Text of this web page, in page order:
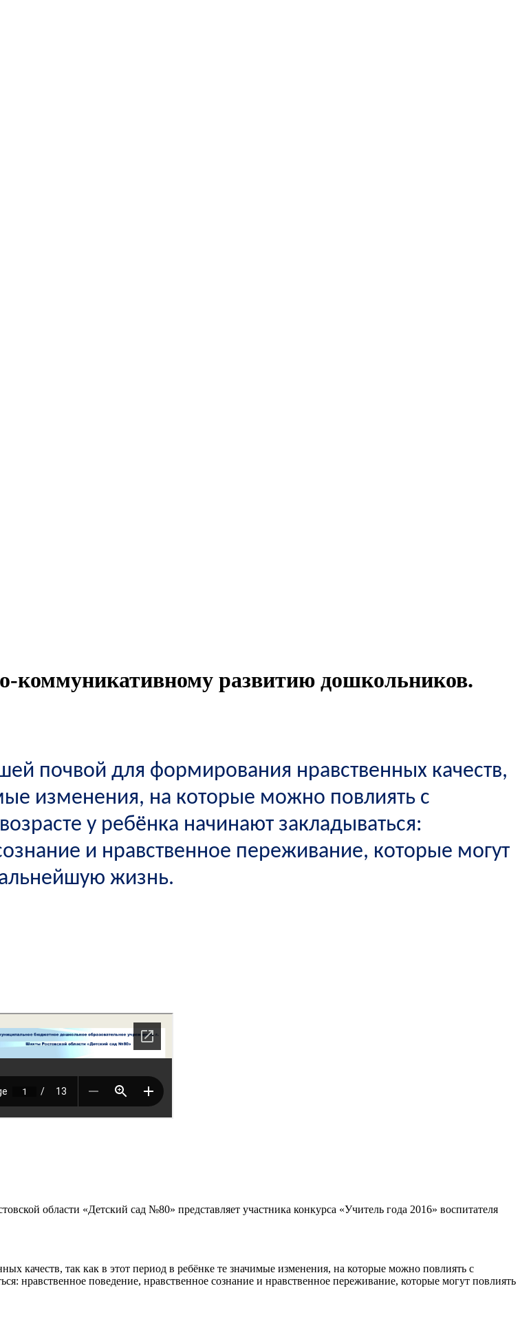
коммуникативному развитию дошкольников.
почвой для формирования нравственных качеств,
изменения, на которые можно повлиять с
у ребёнка начинают закладываться:
и нравственное переживание, которые могут
жизнь.
области «Детский сад №80» представляет участника конкурса «Учитель года 2016» воспитателя
качеств, так как в этот период в ребёнке те значимые изменения, на которые можно повлиять с
нравственное поведение, нравственное сознание и нравственное переживание, которые могут повлиять